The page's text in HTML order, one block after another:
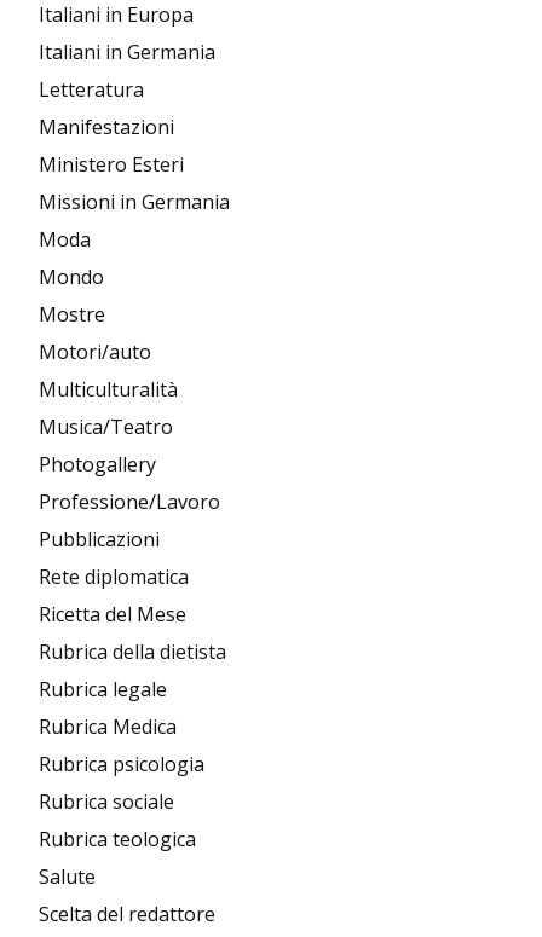
Italiani in Europa
Italiani in Germania
Letteratura
Manifestazioni
Ministero Esteri
Missioni in Germania
Moda
Mondo
Mostre
Motori/auto
Multiculturalità
Musica/Teatro
Photogallery
Professione/Lavoro
Pubblicazioni
Rete diplomatica
Ricetta del Mese
Rubrica della dietista
Rubrica legale
Rubrica Medica
Rubrica psicologia
Rubrica sociale
Rubrica teologica
Salute
Scelta del redattore